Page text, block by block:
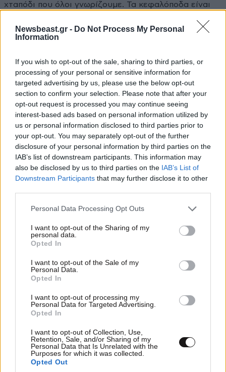
Newsbeast.gr - Do Not Process My Personal
Information
If you wish to opt-out of the sale, sharing to third parties, or
processing of your personal or sensitive information for
targeted advertising by us, please use the below opt-out
section to confirm your selection. Please note that after your
opt-out request is processed you may continue seeing
interest-based ads based on personal information utilized by
us or personal information disclosed to third parties prior to
your opt-out. You may separately opt-out of the further
disclosure of your personal information by third parties on the
IAB’s list of downstream participants. This information may
also be disclosed by us to third parties on the IAB’s List of
Downstream Participants that may further disclose it to other
Please note that this website/app uses one or more Google
not limited to your visit or usage behaviour. You may click to
grant or deny consent to Google and its third-party tags to
use your data for below specified purposes in below Google
consent section.
Personal Data Processing Opt Outs
I want to opt-out of the Sharing of my
personal data.
Opted In
I want to opt-out of the Sale of my
Personal Data.
Opted In
I want to opt-out of processing my
Personal Data for Targeted Advertising.
Opted In
I want to opt-out of Collection, Use,
Retention, Sale, and/or Sharing of my
Personal Data that Is Unrelated with the
Purposes for which it was collected.
Opted Out
χταπόδι που όλοι γνωρίζουμε. Τα κεφαλόποδα είναι
απλά να το έχουν εκπαιδέυσει να το κάνει αυτό. Πολύ
όμορφες εικόνες όμως.
Απαντήστε 8
salem 25·11·2011 11:25
…χμμμ, αρκετά οξύμωρο μου φαίνεται αυτό, το
να καταφέρει κάποιος και να ασχοληθεί με
σκοπό να εκπαιδεύσει ένα χταπόδι. Όσο και
ανεπτυγμένη νοητική μπορεί να έχει ένα πλάσμα
δεν σημαίνει ότι μπορεί και να συνεργαστεί με
τον άνθρωπο. Παρακολουθώ αυτά που γράφεις
και βλέπω οι γνώσεις σου είναι πολύ καλές, άλλα
έχεις ασχοληθεί με το να παρακολουθήσεις από
του υγρού στοιχείου. Βέβαια και σε μένα μου
φαίνεται περίεργο όλο αυτό το βίντεο, αλλά η
‘προϊόν’ εκπαίδευσης.
Και όμως, για να εντυπωσιάζουν παιδιά
κυρίως σε ενυδρεία εκπαιδεύουν χταπόδια
να κάνουν διάφορα κόλπα όπως το να